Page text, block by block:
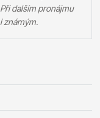
dalším pronájmu
známým.